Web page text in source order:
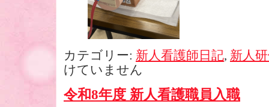
カテゴリー: 新人看護師日記, 新人
けていません
令和8年度 新人看護職員入職